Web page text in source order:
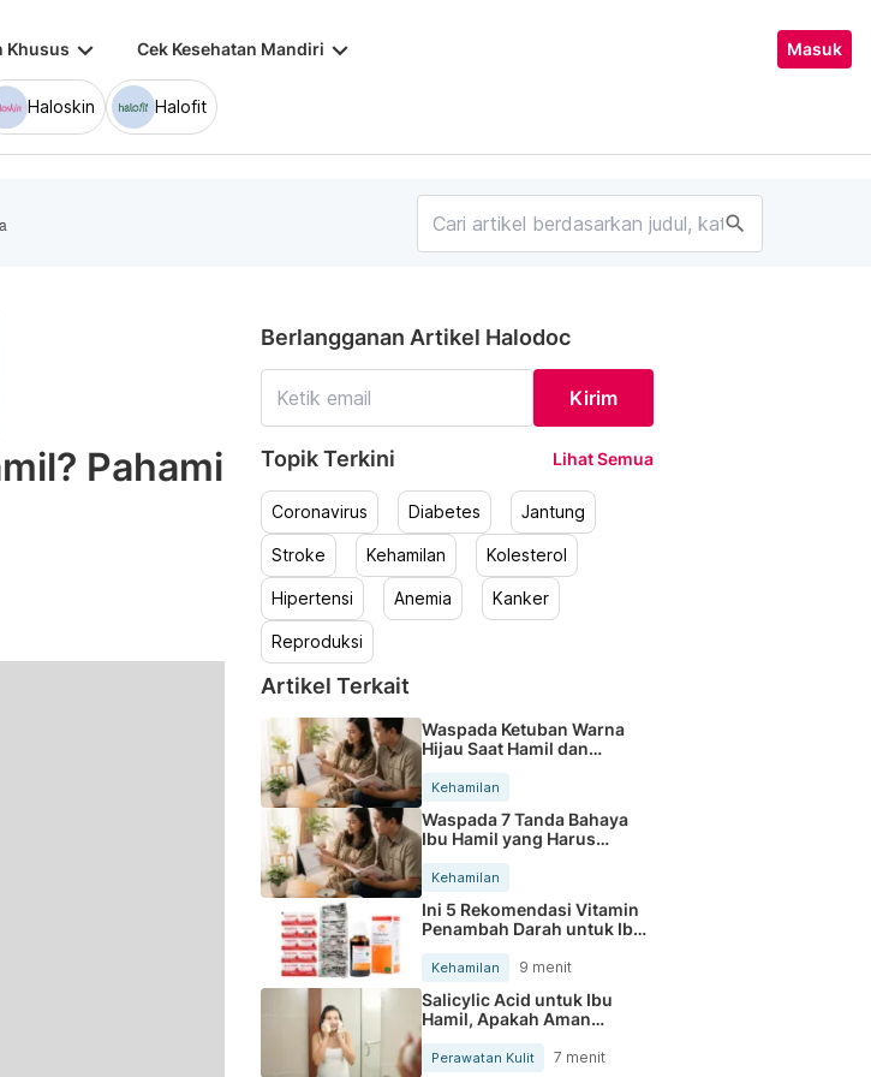
Khusus keyboard_arrow_down Cek Kesehatan Mandiri keyboard_arrow_down Masuk
Haloskin Halofit
search
Pahami
Berlangganan Artikel Halodoc
Kirim
Topik Terkini Lihat Semua
Coronavirus Diabetes Jantung
Stroke Kehamilan Kolesterol
Hipertensi Anemia Kanker
Reproduksi
Artikel Terkait
Waspada Ketuban Warna
Hijau Saat Hamil dan
Kehamilan
Waspada 7 Tanda Bahaya
Ibu Hamil yang Harus
Kehamilan
Ini 5 Rekomendasi Vitamin
Penambah Darah untuk Ibu
Kehamilan 9 menit
Salicylic Acid untuk Ibu
Hamil, Apakah Aman
Digunakan?
Perawatan Kulit 7 menit